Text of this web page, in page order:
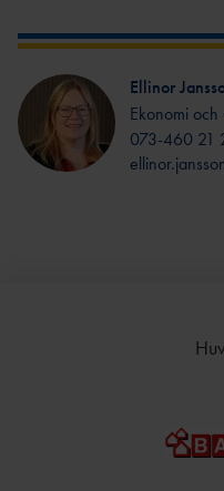
Ellinor
Ekonomi och
073-460 21